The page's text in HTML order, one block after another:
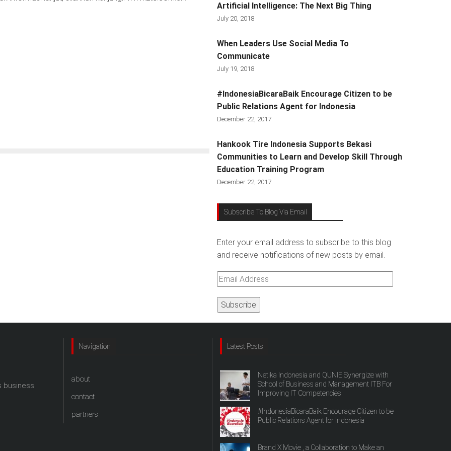
Artificial Intelligence: The Next Big Thing
July 20, 2018
When Leaders Use Social Media To
Communicate
July 19, 2018
#IndonesiaBicaraBaik Encourage Citizen to be
Public Relations Agent for Indonesia
December 22, 2017
Hankook Tire Indonesia Supports Bekasi
Communities to Learn and Develop Skill Through
Education Training Program
December 22, 2017
Subscribe To Blog Via Email
Enter your email address to subscribe to this blog
and receive notifications of new posts by email.
Email
Address
business
Navigation
about
contact
partners
Latest Posts
Netika Indonesia and QUNIE Synergize with
School of Business and Management ITB For
Improving IT Competencies
#IndonesiaBicaraBaik Encourage Citizen to be
Public Relations Agent for Indonesia
Brand X Movie , a Collaboration to Make an